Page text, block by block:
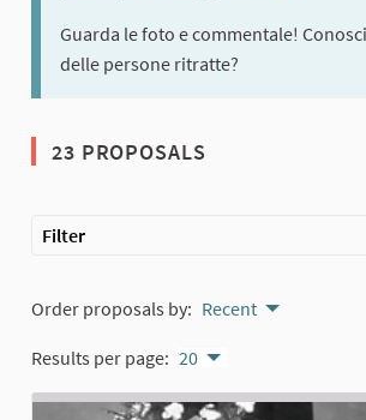
Guarda le foto e commentale!
delle persone ritratte?
23 PROPOSALS
Filter
Order proposals by: Recent
Results per page: 20